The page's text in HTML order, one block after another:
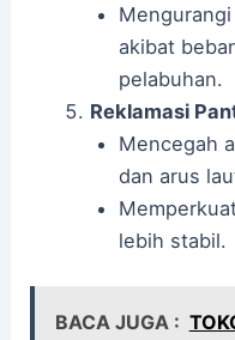
akibat
pelabuhan.
Reklamasi
Mencegah
dan arus
lebih stabil.
BACA JUGA :